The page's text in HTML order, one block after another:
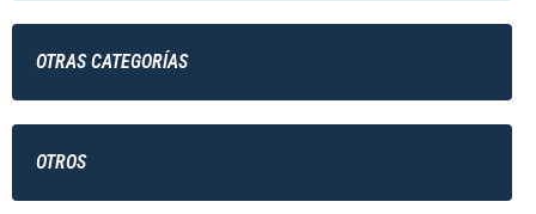
OTRAS CATEGORÍAS
OTROS